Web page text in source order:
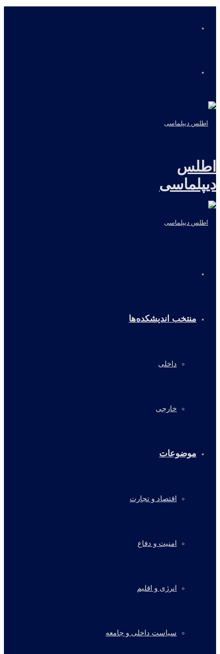
اطلس
دیپلماسی
منتخب اندیشکده‌ها
داخلی
خارجی
موضوعات
اقتصاد و تجارت
امنیت و دفاع
انرژی و اقلیم
سیاست داخلی و جامعه